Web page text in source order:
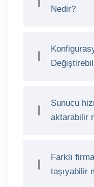
Nedir?
Sunucu
aktarabilir
Farklı
taşıyabilir